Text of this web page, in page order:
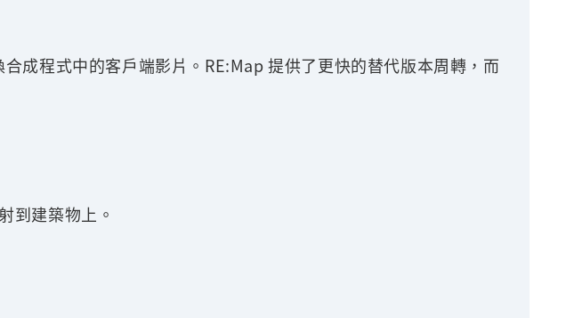
成程式中的客戶端影片。RE:Map 提供了更快的替代版本周轉，而
到建築物上。